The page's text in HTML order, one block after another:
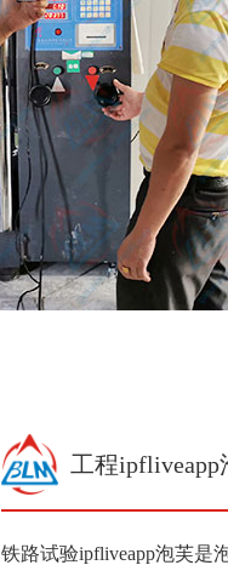
工程
铁路试验ipfliveapp泡芙是泡